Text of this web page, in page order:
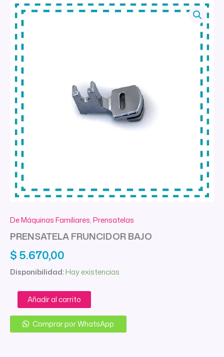
De Máquinas Familiares,Prensatelas
PRENSATELA FRUNCIDOR BAJO
$5.670,00
Disponibilidad:Hay existencias
PRENSATELA
FRUNCIDOR
BAJO
cantidad
Añadir al carrito
Comprar por WhatsApp